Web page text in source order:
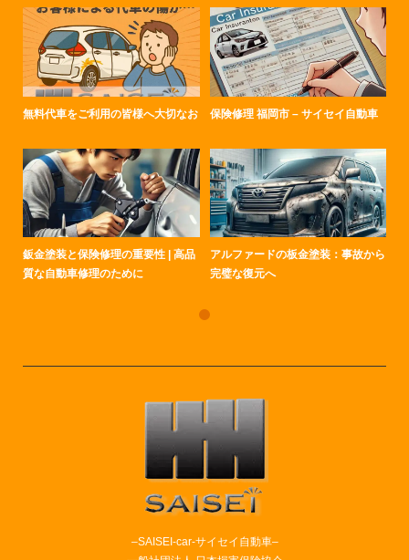
無料代車をご利用の皆様へ大切なお 保険修理 福岡市 – サイセイ自動車
鈑金塗装と保険修理の重要性 | 高品
質な自動車修理のために
アルファードの板金塗装：事故から
完璧な復元へ
–SAISEI-car-サイセイ自動車–